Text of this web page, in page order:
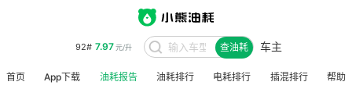
92# 7.97元/升 查油耗 车主
首页 App下载 油耗报告 油耗排行 电耗排行 插混排行 帮助